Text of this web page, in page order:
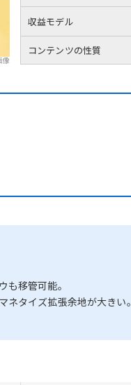
像
収益モデル
コンテンツの性質
移管可能。
タイズ拡張余地が大きい。